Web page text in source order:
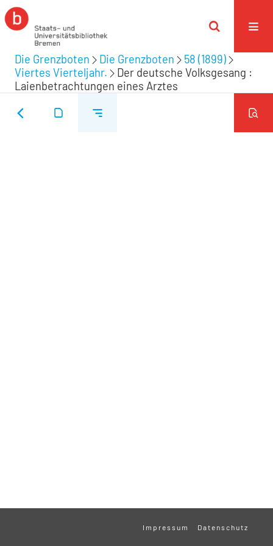
Die Grenzboten Die Grenzboten
58 (1899)
Viertes Vierteljahr.
Der deutsche Volksgesang :
Laienbetrachtungen eines Arztes
Impressum Datenschutz